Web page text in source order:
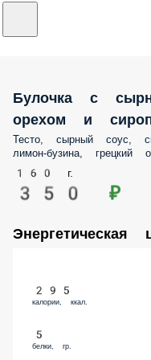
Булочка с
сиропом лимон-
Тесто, сырный соус, сыр
грецкий орех, сахар,
160 г.
350 ₽
Энергетическая
295
калории, ккал.
5
белки, гр.